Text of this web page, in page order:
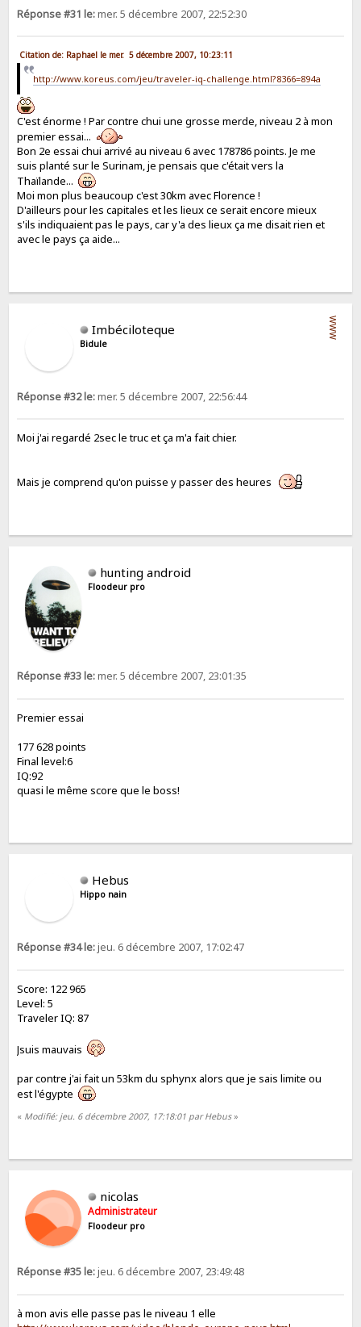
Réponse #31 le:mer. 5 décembre 2007, 22:52:30
Citation de: Raphael le mer. 5 décembre 2007, 10:23:11
http://www.koreus.com/jeu/traveler-iq-challenge.html?8366=894a
C'est énorme ! Par contre chui une grosse merde, niveau 2 à mon
premier essai...
Bon 2e essai chui arrivé au niveau 6 avec 178786 points. Je me
suis planté sur le Surinam, je pensais que c'était vers la
Thaïlande...
Moi mon plus beaucoup c'est 30km avec Florence !
D'ailleurs pour les capitales et les lieux ce serait encore mieux
s'ils indiquaient pas le pays, car y'a des lieux ça me disait rien et
avec le pays ça aide...
Imbéciloteque
Bidule
WWW
Réponse #32 le:mer. 5 décembre 2007, 22:56:44
Moi j'ai regardé 2sec le truc et ça m'a fait chier.
Mais je comprend qu'on puisse y passer des heures
hunting android
Floodeur pro
Réponse #33 le:mer. 5 décembre 2007, 23:01:35
Premier essai
177 628 points
Final level:6
IQ:92
quasi le même score que le boss!
Hebus
Hippo nain
Réponse #34 le:jeu. 6 décembre 2007, 17:02:47
Score: 122 965
Level: 5
Traveler IQ: 87
Jsuis mauvais
par contre j'ai fait un 53km du sphynx alors que je sais limite ou
est l'égypte
« Modifié: jeu. 6 décembre 2007, 17:18:01 par Hebus»
nicolas
Administrateur
Floodeur pro
Réponse #35 le:jeu. 6 décembre 2007, 23:49:48
à mon avis elle passe pas le niveau 1 elle